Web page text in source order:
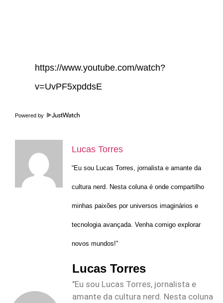
https://www.youtube.com/watch?
v=UvPF5xpddsE
Powered by
Lucas Torres
“Eu sou Lucas Torres, jornalista e amante da
cultura nerd. Nesta coluna é onde compartilho
minhas paixões por universos imaginários e
tecnologia avançada. Venha comigo explorar
novos mundos!”
Lucas Torres
"Eu sou Lucas Torres, jornalista e
amante da cultura nerd. Nesta coluna